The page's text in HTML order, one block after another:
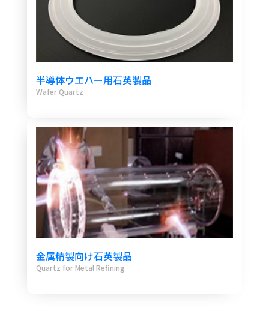
半導体ウエハー用石英製品
Wafer Quartz
金属精製向け石英製品
Quartz for Metal Refining